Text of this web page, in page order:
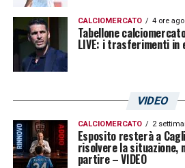
CALCIOMERCATO 4 ore ago
Tabellone
LIVE: i trasferimenti in
VIDEO
CALCIOMERCATO 2
Esposito resterà a
risolvere la situazione,
partire – VIDEO